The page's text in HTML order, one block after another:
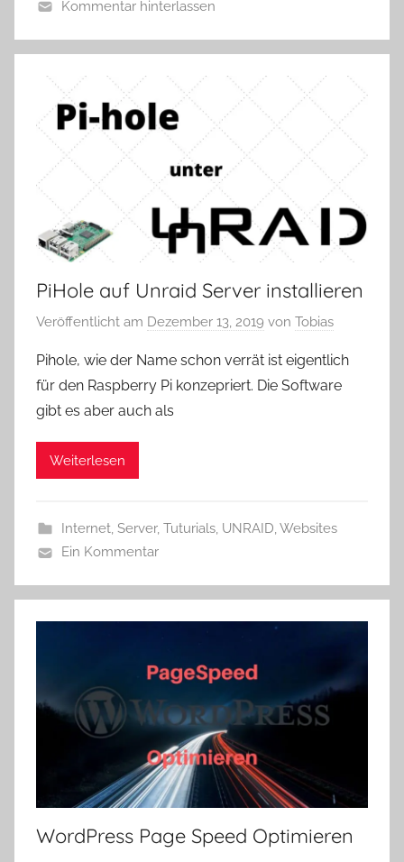
Kommentar hinterlassen
PiHole auf Unraid Server installieren
Veröffentlicht am Dezember 13, 2019 von Tobias
Pihole, wie der Name schon verrät ist eigentlich
für den Raspberry Pi konzepriert. Die Software
gibt es aber auch als
Weiterlesen
Internet, Server, Tuturials, UNRAID,Websites
Ein Kommentar
WordPress Page Speed Optimieren